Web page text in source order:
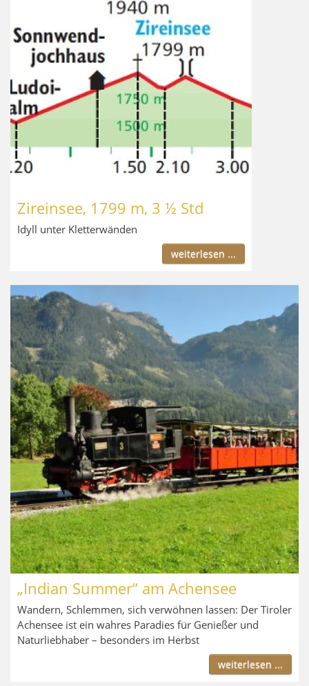
Zireinsee, 1799 m, 3 ½ Std
Idyll unter Kletterwänden
weiterlesen ...
„Indian Summer“ am Achensee
Wandern, Schlemmen, sich verwöhnen lassen: Der Tiroler
Achensee ist ein wahres Paradies für Genießer und
Naturliebhaber – besonders im Herbst
weiterlesen ...